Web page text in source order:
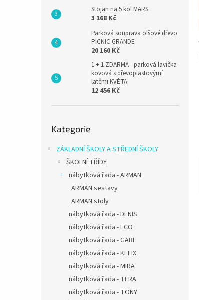
Stojan na 5 kol MARS
3 168 Kč
Parková souprava olšové dřevo
PICNIC GRANDE
20 160 Kč
1 + 1 ZDARMA - parková lavička
kovová s dřevoplastovýmí
latěmi KVĚTA
12 456 Kč
kategorie
Kategorie
ZÁKLADNÍ ŠKOLY A STŘEDNÍ ŠKOLY
ŠKOLNÍ TŘÍDY
nábytková řada - ARMAN
ARMAN sestavy
ARMAN stoly
nábytková řada - DENIS
nábytková řada - ECO
nábytková řada - GABI
nábytková řada - KEFIX
nábytková řada - MIRA
nábytková řada - TERA
nábytková řada - TONY